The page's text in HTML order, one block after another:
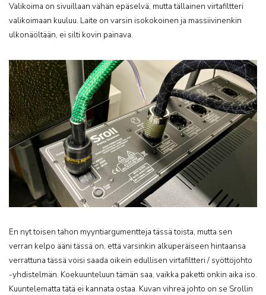
Valikoima on sivuillaan vähän epäselvä, mutta tällainen virtafiltteri
valikoimaan kuuluu. Laite on varsin isokokoinen ja massiivinenkin
ulkonäöltään, ei silti kovin painava.
En nyt toisen tahon myyntiargumentteja tässä toista, mutta sen
verran kelpo ääni tässä on, että varsinkin alkuperäiseen hintaansa
verrattuna tässä voisi saada oikein edullisen virtafiltteri / syöttöjohto
-yhdistelmän. Koekuunteluun tämän saa, vaikka paketti onkin aika iso.
Kuuntelematta tätä ei kannata ostaa. Kuvan vihreä johto on se Srollin